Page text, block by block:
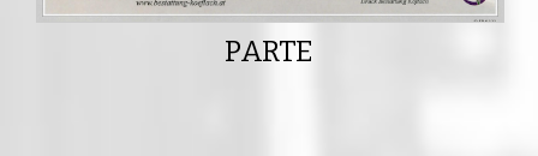
PARTE